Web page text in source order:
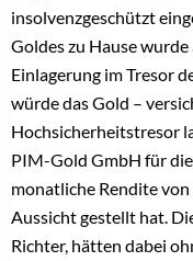
insolvenzgeschützt
Goldes zu Hause
Einlagerung im Tresor
würde das Gold –
Hochsicherheitstresor
PIM-Gold GmbH für
monatliche Rendite
Aussicht gestellt hat.
Richter, hätten dabei